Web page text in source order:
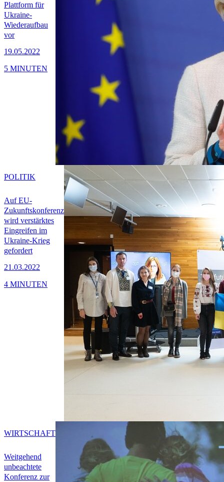
Plattform für
Ukraine-
Wiederaufbau
vor
19.05.2022
5 MINUTEN
Auf EU-
Zukunftskonferenz
wird verstärktes
Eingreifen im
Ukraine-Krieg
gefordert
21.03.2022
POLITIK
4 MINUTEN
Weitgehend
unbeachtete
Konferenz zur
WIRTSCHAFT